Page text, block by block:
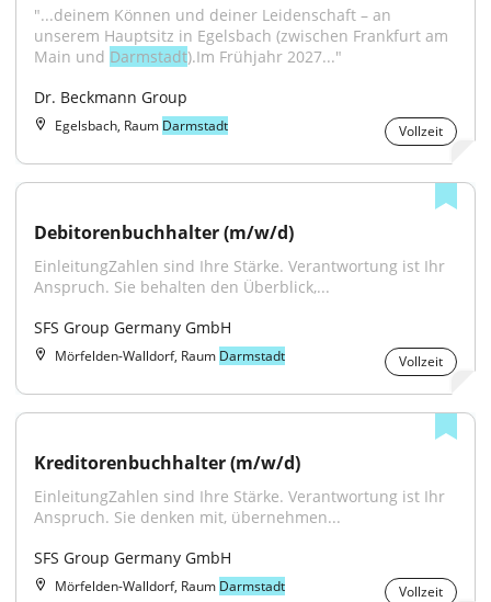
"...deinem Können und deiner Leidenschaft – an
unserem Hauptsitz in Egelsbach (zwischen Frankfurt am
Main und Darmstadt).Im Frühjahr 2027..."
Dr. Beckmann Group
Egelsbach, Raum Darmstadt Vollzeit
Debitorenbuchhalter (m/w/d)
EinleitungZahlen sind Ihre Stärke. Verantwortung ist Ihr
Anspruch. Sie behalten den Überblick,...
SFS Group Germany GmbH
Mörfelden-Walldorf, Raum Darmstadt Vollzeit
Kreditorenbuchhalter (m/w/d)
EinleitungZahlen sind Ihre Stärke. Verantwortung ist Ihr
Anspruch. Sie denken mit, übernehmen...
SFS Group Germany GmbH
Mörfelden-Walldorf, Raum Darmstadt Vollzeit